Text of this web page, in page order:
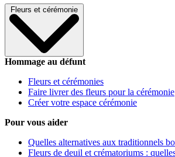
Fleurs et cérémonie
Hommage au défunt
Fleurs et cérémonies
Faire livrer des fleurs pour la cérémonie
Créer votre espace cérémonie
Pour vous aider
Quelles alternatives aux traditionnels
Fleurs de deuil et crématoriums :